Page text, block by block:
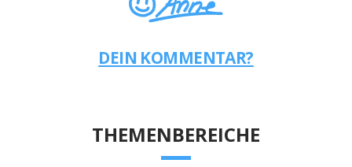
DEIN KOMMENTAR?
THEMENBEREICHE